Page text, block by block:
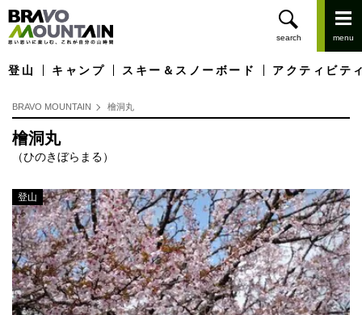
登山 キャンプ スキー＆スノーボード アクティビテ
BRAVO MOUNTAIN 檜洞丸
檜洞丸
（ひのきぼらまる）
登山